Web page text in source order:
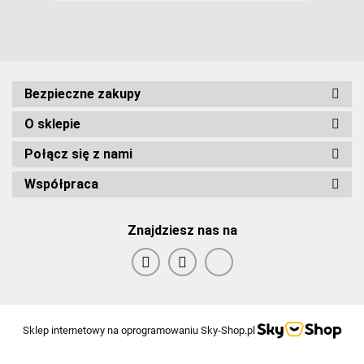
Bezpieczne zakupy
O sklepie
Połącz się z nami
Współpraca
Znajdziesz nas na
Sklep internetowy na oprogramowaniu Sky-Shop.pl